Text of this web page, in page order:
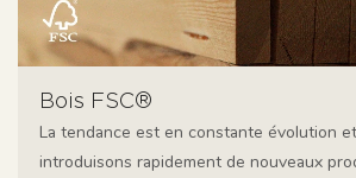
Bois FSC®
La tendance est en constante évolution
introduisons rapidement de nouveaux